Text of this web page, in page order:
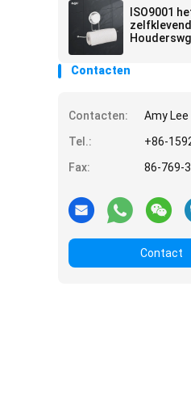
Papieren
ISO9001
Contacten
Contacten:
Amy Lee
Tel.:
+86-
Fax:
86-769-
Contact